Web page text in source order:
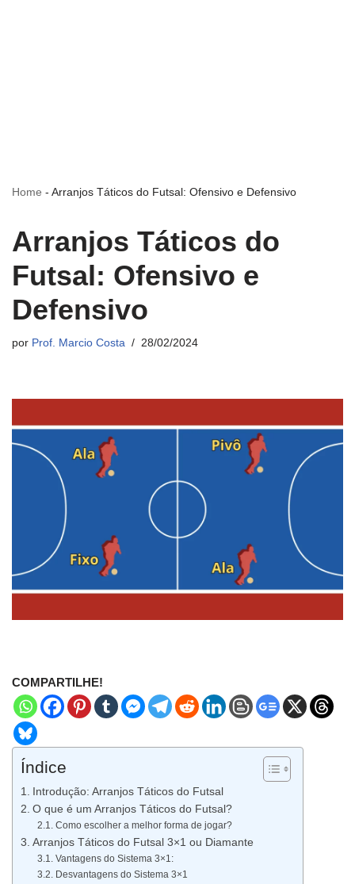
Home - Arranjos Táticos do Futsal: Ofensivo e Defensivo
Arranjos Táticos do
Futsal: Ofensivo e
Defensivo
por Prof. Marcio Costa 28/02/2024
COMPARTILHE!
Índice
Introdução: Arranjos Táticos do Futsal
O que é um Arranjos Táticos do Futsal?
Como escolher a melhor forma de jogar?
Arranjos Táticos do Futsal 3×1 ou Diamante
Vantagens do Sistema 3×1:
Desvantagens do Sistema 3×1